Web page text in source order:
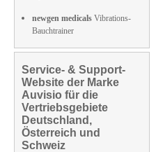
newgen medicals Vibrations-
Bauchtrainer
Service- & Support-
Website der Marke
Auvisio für die
Vertriebsgebiete
Deutschland,
Österreich und
Schweiz